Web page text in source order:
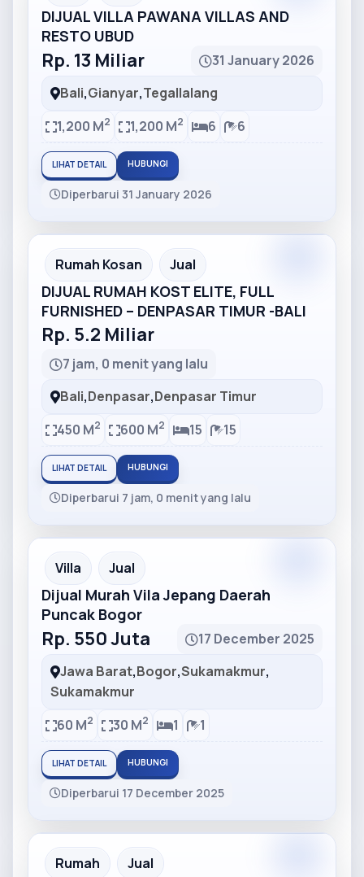
DIJUAL VILLA PAWANA VILLAS AND
RESTO UBUD
Rp. 13 Miliar
31 January 2026
Bali,Gianyar,Tegallalang
1,200 M2 1,200 M2 6 6
LIHAT DETAIL HUBUNGI
Diperbarui 31 January 2026
Partner Ad
Rumah Kosan Jual
DIJUAL RUMAH KOST ELITE, FULL
FURNISHED – DENPASAR TIMUR -BALI
Rp. 5.2 Miliar
7 jam, 0 menit yang lalu
Bali,Denpasar,Denpasar Timur
450 M2 600 M2 15 15
LIHAT DETAIL HUBUNGI
Diperbarui 7 jam, 0 menit yang lalu
Partner Ad
Villa Jual
Dijual Murah Vila Jepang Daerah
Puncak Bogor
Rp. 550 Juta
17 December 2025
Jawa Barat,Bogor,Sukamakmur,
Sukamakmur
60 M2 30 M2 1 1
LIHAT DETAIL HUBUNGI
Diperbarui 17 December 2025
Partner Ad
Rumah Jual